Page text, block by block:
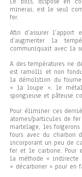
minerai, est le seul
fer.
Afin d’assurer
d’augmenter la
communiquait avec la
A des températures ne
est ramolli et non
la démolition du
« la loupe », le métal
spongieuse et pâteuse
Pour éliminer ces
atomes/particules de
martelage, les
fours avec du charbon
incorporant un peu de
fer et le carbone. Pour
la méthode «
« décarboner » pour en